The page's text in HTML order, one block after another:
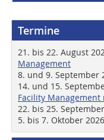
Termine
21. bis 22. August
Management
8. und 9. September
14. und 15.
Facility Management
22. bis 25.
5. bis 7. Oktober 2026